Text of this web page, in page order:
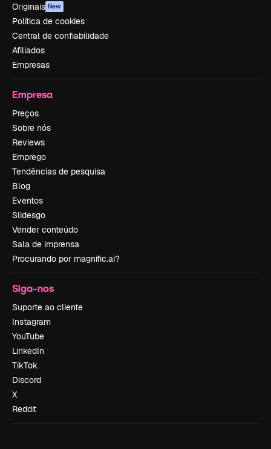
Originais New
Política de cookies
Central de confiabilidade
Afiliados
Empresas
Empresa
Preços
Sobre nós
Reviews
Emprego
Tendências de pesquisa
Blog
Eventos
Slidesgo
Vender conteúdo
Sala de imprensa
Procurando por magnific.ai?
Siga-nos
Suporte ao cliente
Instagram
YouTube
LinkedIn
TikTok
Discord
X
Reddit